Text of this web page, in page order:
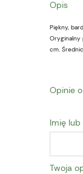
Opis
Piękny,
Oryginalny
cm.
Opinie
Imię
Twoja